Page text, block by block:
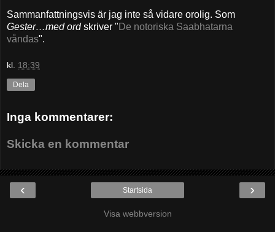
Sammanfattningsvis är jag inte så vidare orolig. Som
Gester…med ordskriver " De notoriska Saabhatarna
våndas".
kl. 18:39
Dela
Inga kommentarer:
Skicka en kommentar
‹ ›
Startsida
Visa webbversion